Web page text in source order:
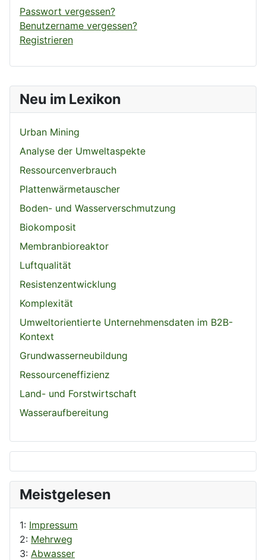
Neu im Lexikon
Urban Mining
Analyse der Umweltaspekte
Ressourcenverbrauch
Plattenwärmetauscher
Boden- und Wasserverschmutzung
Biokomposit
Membranbioreaktor
Luftqualität
Resistenzentwicklung
Komplexität
Umweltorientierte Unternehmensdaten im B2B-
Kontext
Grundwasserneubildung
Ressourceneffizienz
Land- und Forstwirtschaft
Wasseraufbereitung
Meistgelesen
1: Impressum
2: Mehrweg
3: Abwasser
Passwort vergessen?
Benutzername vergessen?
Registrieren